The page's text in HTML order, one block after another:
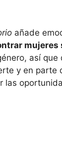
añade
mujeres
así que
y en parte
las